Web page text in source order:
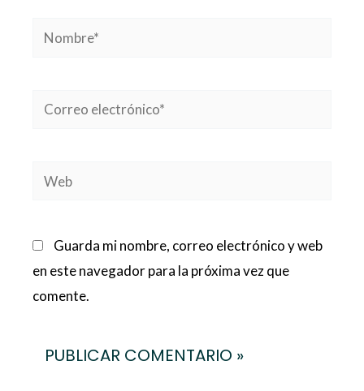
Nombre*
Correo
Web
Guarda mi nombre, correo electrónico y web
en este navegador para la próxima vez que
comente.